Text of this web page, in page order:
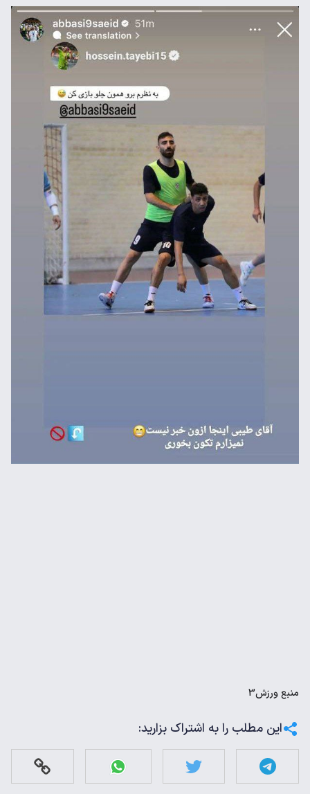
منبعورزش3
این مطلب را به اشتراک بزارید: